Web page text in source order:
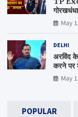
कबMay
DELHI
अरविंद
करने पर
May
POPULAR